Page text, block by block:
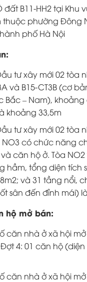
đất B11-HH2 tại Khu
thuộc phường Đông
phố Hà Nội
tư xây mới 02 tòa
và B15-CT3B (cơ
Bắc – Nam),
khoảng 33,5m
tư xây mới 02 tòa
có chức năng
căn hộ ở. Tòa
hầm, tổng diện tích
và 31 tầng nổi,
sân đến đỉnh mái)
hộ mở bán:
căn nhà ở xã hội
4: 01 căn hộ
căn nhà ở xã hội